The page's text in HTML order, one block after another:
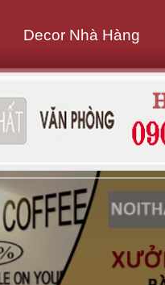
Decor Nhà Hàng